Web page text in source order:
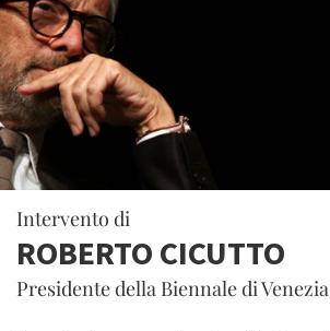
Intervento di
ROBERTO CICUTTO
Presidente della Biennale di Venezia